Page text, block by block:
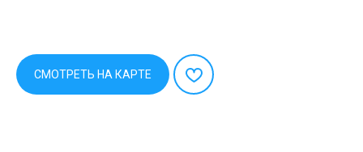
СМОТРЕТЬ НА КАРТЕ